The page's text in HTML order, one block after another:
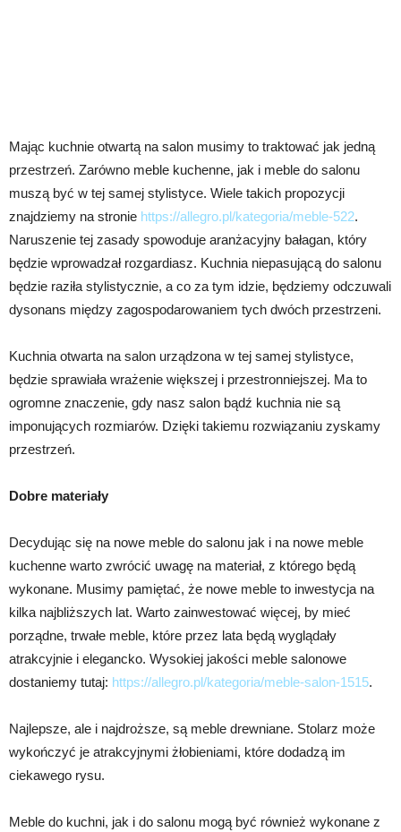
Mając kuchnie otwartą na salon musimy to traktować jak jedną
przestrzeń. Zarówno meble kuchenne, jak i meble do salonu
muszą być w tej samej stylistyce. Wiele takich propozycji
znajdziemy na stronie https://allegro.pl/kategoria/meble-522.
Naruszenie tej zasady spowoduje aranżacyjny bałagan, który
będzie wprowadzał rozgardiasz. Kuchnia niepasującą do salonu
będzie raziła stylistycznie, a co za tym idzie, będziemy odczuwali
dysonans między zagospodarowaniem tych dwóch przestrzeni.
Kuchnia otwarta na salon urządzona w tej samej stylistyce,
będzie sprawiała wrażenie większej i przestronniejszej. Ma to
ogromne znaczenie, gdy nasz salon bądź kuchnia nie są
imponujących rozmiarów. Dzięki takiemu rozwiązaniu zyskamy
przestrzeń.
Dobre materiały
Decydując się na nowe meble do salonu jak i na nowe meble
kuchenne warto zwrócić uwagę na materiał, z którego będą
wykonane. Musimy pamiętać, że nowe meble to inwestycja na
kilka najbliższych lat. Warto zainwestować więcej, by mieć
porządne, trwałe meble, które przez lata będą wyglądały
atrakcyjnie i elegancko. Wysokiej jakości meble salonowe
dostaniemy tutaj: https://allegro.pl/kategoria/meble-salon-1515.
Najlepsze, ale i najdroższe, są meble drewniane. Stolarz może
wykończyć je atrakcyjnymi żłobieniami, które dodadzą im
ciekawego rysu.
Meble do kuchni, jak i do salonu mogą być również wykonane z